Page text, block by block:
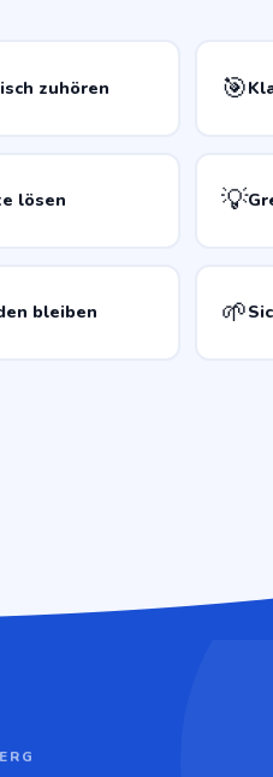
zuhören 🎯
lösen 💡
bleiben 🌱